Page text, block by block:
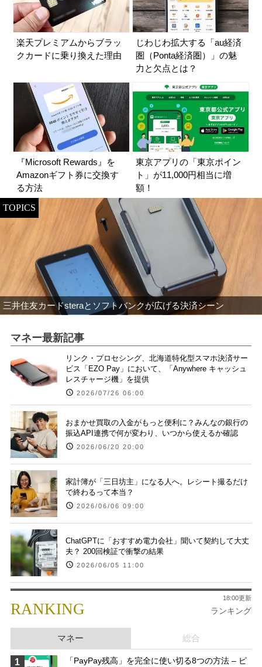
楽天プレミアムからブラッ
クカードに乗り換えた理由
じわじわ拡大する「au経済
圏（Ponta経済圏）」の魅
力と欠点とは？
『Microsoft Rewards』を
Amazonギフト券に交換す
る方法
東京アプリの「東京ポイン
ト」が11,000円相当に増
額！
TOPICS
三井住友カードsteraとソフトバンクが広げる決済シーン
マネー最新記事
リンク・プロセシング、北海道特化型スマホ決済サー
ビス「EZO Pay」において、「Anywhere キャッシュ
レスチャージ機」を提供
2026/07/26 06:00
おまかせ買取の入金がもっと便利に？みんなの銀行の
振込API連携で何が変わり、いつから使えるか確認
2026/06/20 20:00
家計簿が「三日坊主」になる人へ。レシート撮るだけ
で終わるって本当？
2026/06/06 09:00
ChatGPTに「おすすめ電力会社」聞いて契約して大丈
夫？ 200回検証で衝撃の結果
2026/06/05 11:00
RANKING ランキング
18:00更新
マネー 総合
1
「PayPay残高」を完全に使い切る8つの方法 – ピ